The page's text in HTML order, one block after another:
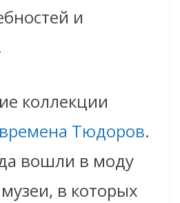
и
коллекции
Тюдоров.
вошли в моду
в которых